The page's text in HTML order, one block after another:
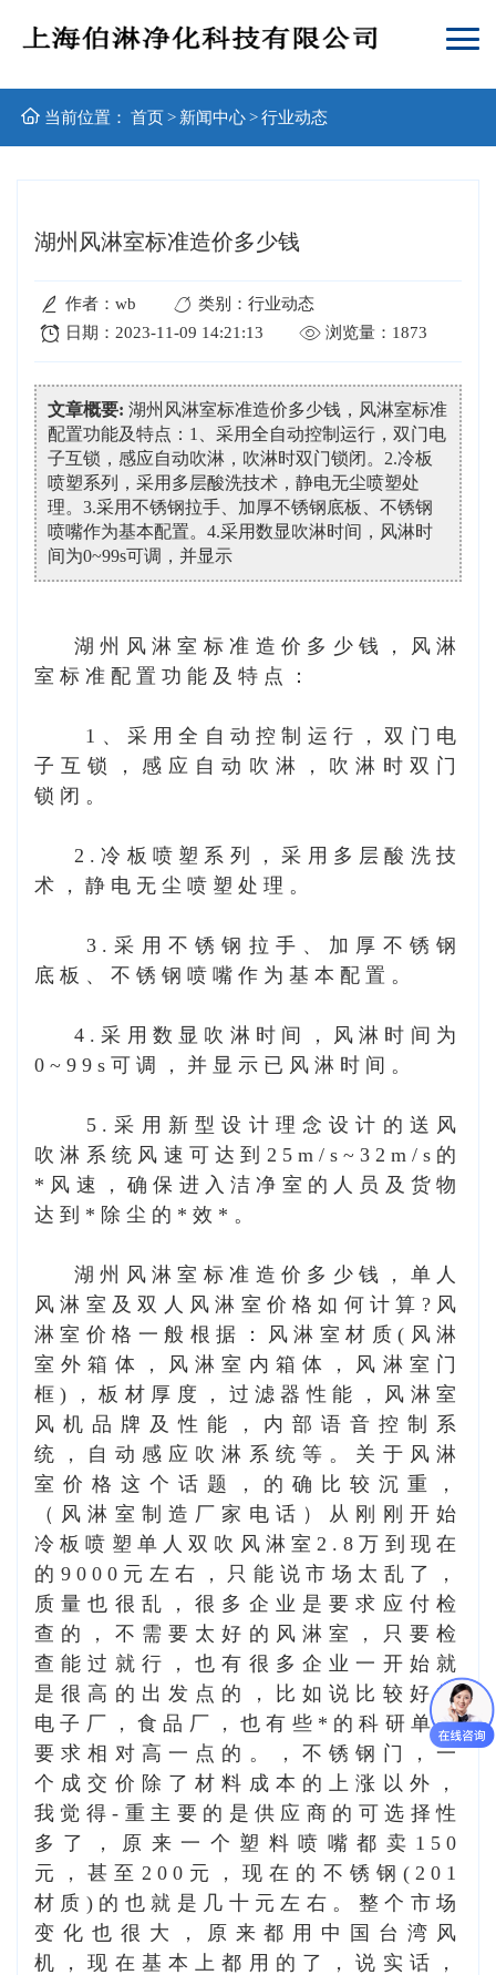
当前位置： 首页> 新闻中心>行业动态
湖州风淋室标准造价多少钱
作者：wb
类别：行业动态
日期：2023-11-09 14:21:13
浏览量：1873
文章概要: 湖州风淋室标准造价多少钱，风淋室标准
配置功能及特点：1、采用全自动控制运行，双门电
子互锁，感应自动吹淋，吹淋时双门锁闭。2.冷板
喷塑系列，采用多层酸洗技术，静电无尘喷塑处
理。3.采用不锈钢拉手、加厚不锈钢底板、不锈钢
喷嘴作为基本配置。4.采用数显吹淋时间，风淋时
间为0~99s可调，并显示
湖州风淋室标准造价多少钱，
风淋
室标准配置功能及特点：
1、采用全自动控制运行，双门电
子互锁，感应自动吹淋，吹淋时双门
锁闭。
2.冷板喷塑系列，采用多层酸洗技
术，静电无尘喷塑处理。
3.采用不锈钢拉手、加厚不锈钢
底板、不锈钢喷嘴作为基本配置。
4.采用数显吹淋时间，风淋时间为
0~99s可调，并显示已风淋时间。
5.采用新型设计理念设计的送风
吹淋系统风速可达到25m/s~32m/s的
*风速，确保进入洁净室的人员及货物
达到*除尘的*效*。
湖州风淋室标准造价多少钱， 单人
风淋室及双人风淋室价格如何计算?风
淋室价格一般根据：风淋室材质(风淋
室外箱体，风淋室内箱体，风淋室门
框)，板材厚度，过滤器性能，风淋室
风机品牌及性能，内部语音控制系
统，自动感应吹淋系统等。关于风淋
室价格这个话题，的确比较沉重，
（ 风淋室制造厂家电话 ）从刚刚开始
冷板喷塑单人双吹风淋室2.8万到现在
的9000元左右，只能说市场太乱了，
质量也很乱，很多企业是要求应付检
查的，不需要太好的风淋室，只要检
查能过就行，也有很多企业一开始就
是很高的出发点的，比如说比较好的
电子厂，食品厂，也有些*的科研单位
要求相对高一点的。，不锈钢门，一
个成交价除了材料成本的上涨以外，
我觉得-重主要的是供应商的可选择性
多了，原来一个塑料喷嘴都卖150
元，甚至200元，现在的不锈钢(201
材质)的也就是几十元左右。整个市场
变化也很大，原来都用中国台湾风
机，现在基本上都用的了，说实话，